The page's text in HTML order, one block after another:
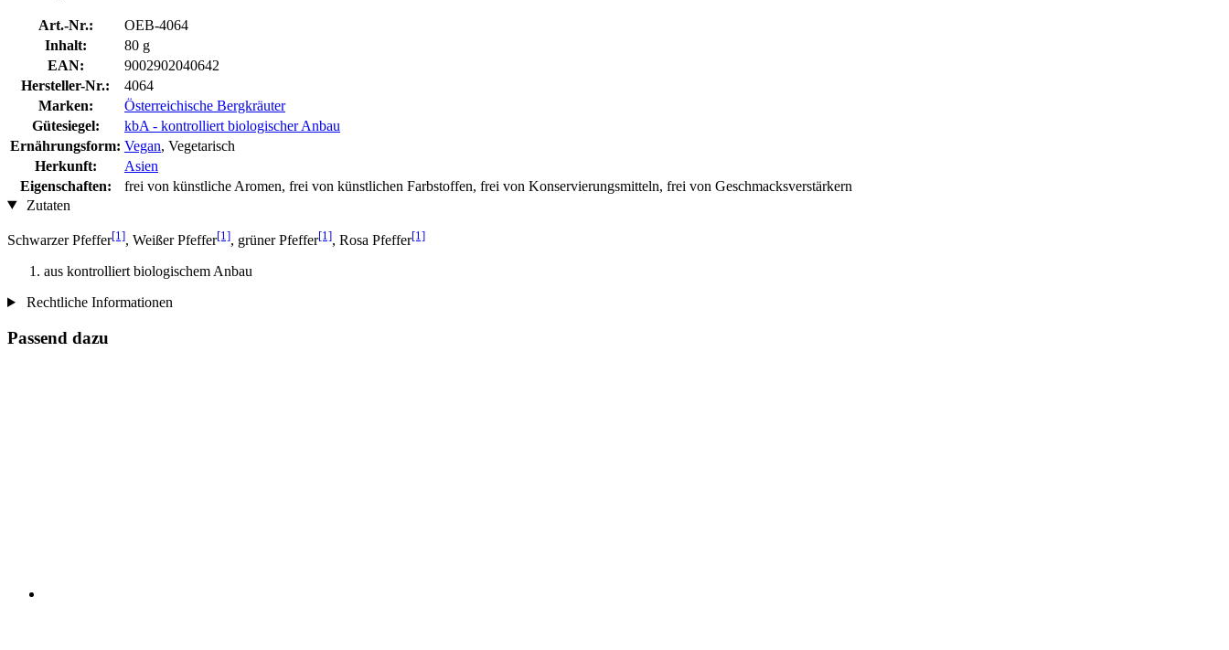
Art.-Nr.:
OEB-4064
Inhalt:
80 g
EAN:
9002902040642
Hersteller-Nr.:
4064
Marken:
Österreichische Bergkräuter
Gütesiegel:
kbA - kontrolliert biologischer Anbau
Ernährungsform: Vegan, Vegetarisch
Herkunft:
Asien
Eigenschaften:
frei von künstliche Aromen, frei von künstlichen Farbstoffen, frei von Konservierungsmitteln, frei von Geschmacksverstärkern
Zutaten
Schwarzer Pfeffer[1], Weißer Pfeffer[1], grüner Pfeffer[1], Rosa Pfeffer[1]
aus kontrolliert biologischem Anbau
Rechtliche Informationen
Passend dazu